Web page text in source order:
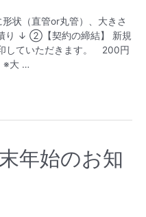
状（直管or丸管）、大きさ
り ↓ ②【契約の締結】 新規
していただきます。 200円
※大 …
年始のお知